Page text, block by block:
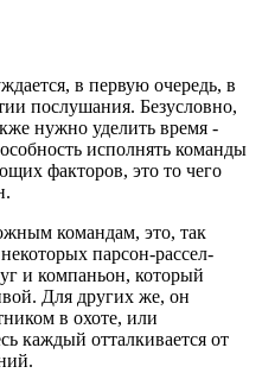
в первую очередь, в
послушания. Безусловно,
нужно уделить время -
исполнять команды
факторов, это то чего
командам, это, так
парсон-рассел-
и компаньон, который
Для других же, он
в охоте, или
каждый отталкивается от